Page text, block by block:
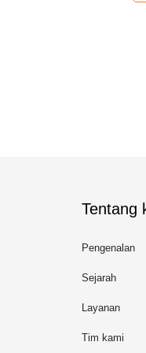
Tentang
Pengenalan
Sejarah
Layanan
Tim kami